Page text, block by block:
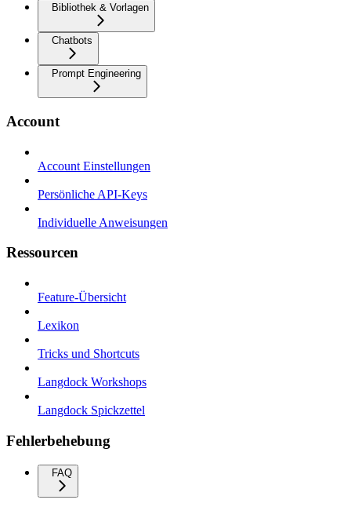
Bibliothek & Vorlagen
Chatbots
Prompt Engineering
Account
Account Einstellungen
Persönliche API-Keys
Individuelle Anweisungen
Ressourcen
Feature-Übersicht
Lexikon
Tricks und Shortcuts
Langdock Workshops
Langdock Spickzettel
Fehlerbehebung
FAQ